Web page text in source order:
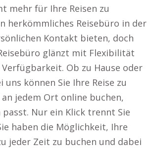
mehr für Ihre Reisen zu
herkömmliches Reisebüro in der
Kontakt bieten, doch
glänzt mit Flexibilität
Ob zu Hause oder
uns können Sie Ihre Reise zu
jedem Ort online buchen,
passt. Nur ein Klick trennt Sie
haben die Möglichkeit, Ihre
jeder Zeit zu buchen und dabei